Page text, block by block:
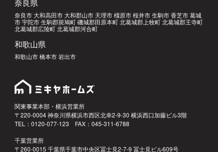
奈良県
奈良市 大和高田市 大和郡山市 天理市 橿原市 桜井市 生駒市 香芝市 葛城
市 宇陀市 生駒郡斑鳩町 磯城郡田原本町 北葛城郡上牧町 北葛城郡王寺町
北葛城郡広陵町 北葛城郡河合町
和歌山県
和歌山市 橋本市 岩出市
関東事業本部・横浜営業所
〒220-0004 神奈川県横浜市西区北幸2-9-30 横浜西口加藤ビル3階
TEL：0120-077-123 FAX：045-311-6788
千葉営業所
〒260-0015 千葉県千葉市中央区冨士見2-7-9 冨士見ビル609号